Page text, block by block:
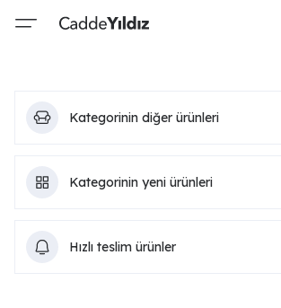
Kategorinin diğer ürünleri
Kategorinin yeni ürünleri
Hızlı teslim ürünler